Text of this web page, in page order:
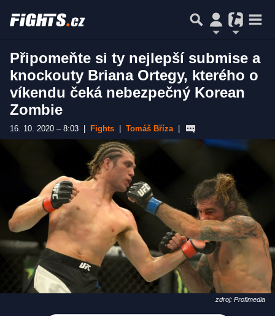
Připomeňte si ty nejlepší submise a
knockouty Briana Ortegy, kterého o
víkendu čeká nebezpečný Korean
Zombie
16. 10. 2020 – 8:03 Fights Tomáš Bříza
zdroj: Profimedia